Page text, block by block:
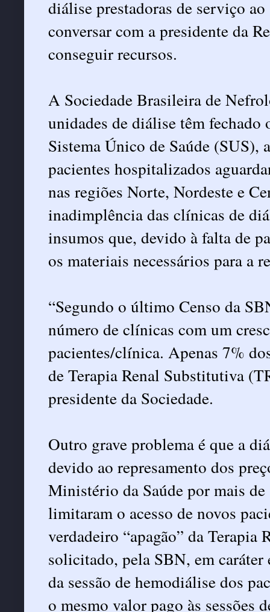
diálise prestadoras de serviço
conversar com a presidente da
conseguir recursos.
A Sociedade Brasileira de
unidades de diálise têm
Sistema Único de Saúde (SUS),
pacientes hospitalizados
nas regiões Norte, Nordeste e
inadimplência das clínicas de
insumos que, devido à falta de
os materiais necessários para a
“Segundo o último Censo da
número de clínicas com um
pacientes/clínica. Apenas 7%
de Terapia Renal Substitutiva
presidente da Sociedade.
Outro grave problema é que a
devido ao represamento dos
Ministério da Saúde por mais de
limitaram o acesso de novos
verdadeiro “apagão” da
solicitado, pela SBN, em
da sessão de hemodiálise dos
o mesmo valor pago às sessões